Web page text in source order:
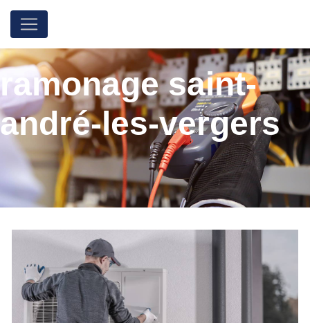
ramonage saint-
andré-les-vergers
Panneau de gestion des cookies